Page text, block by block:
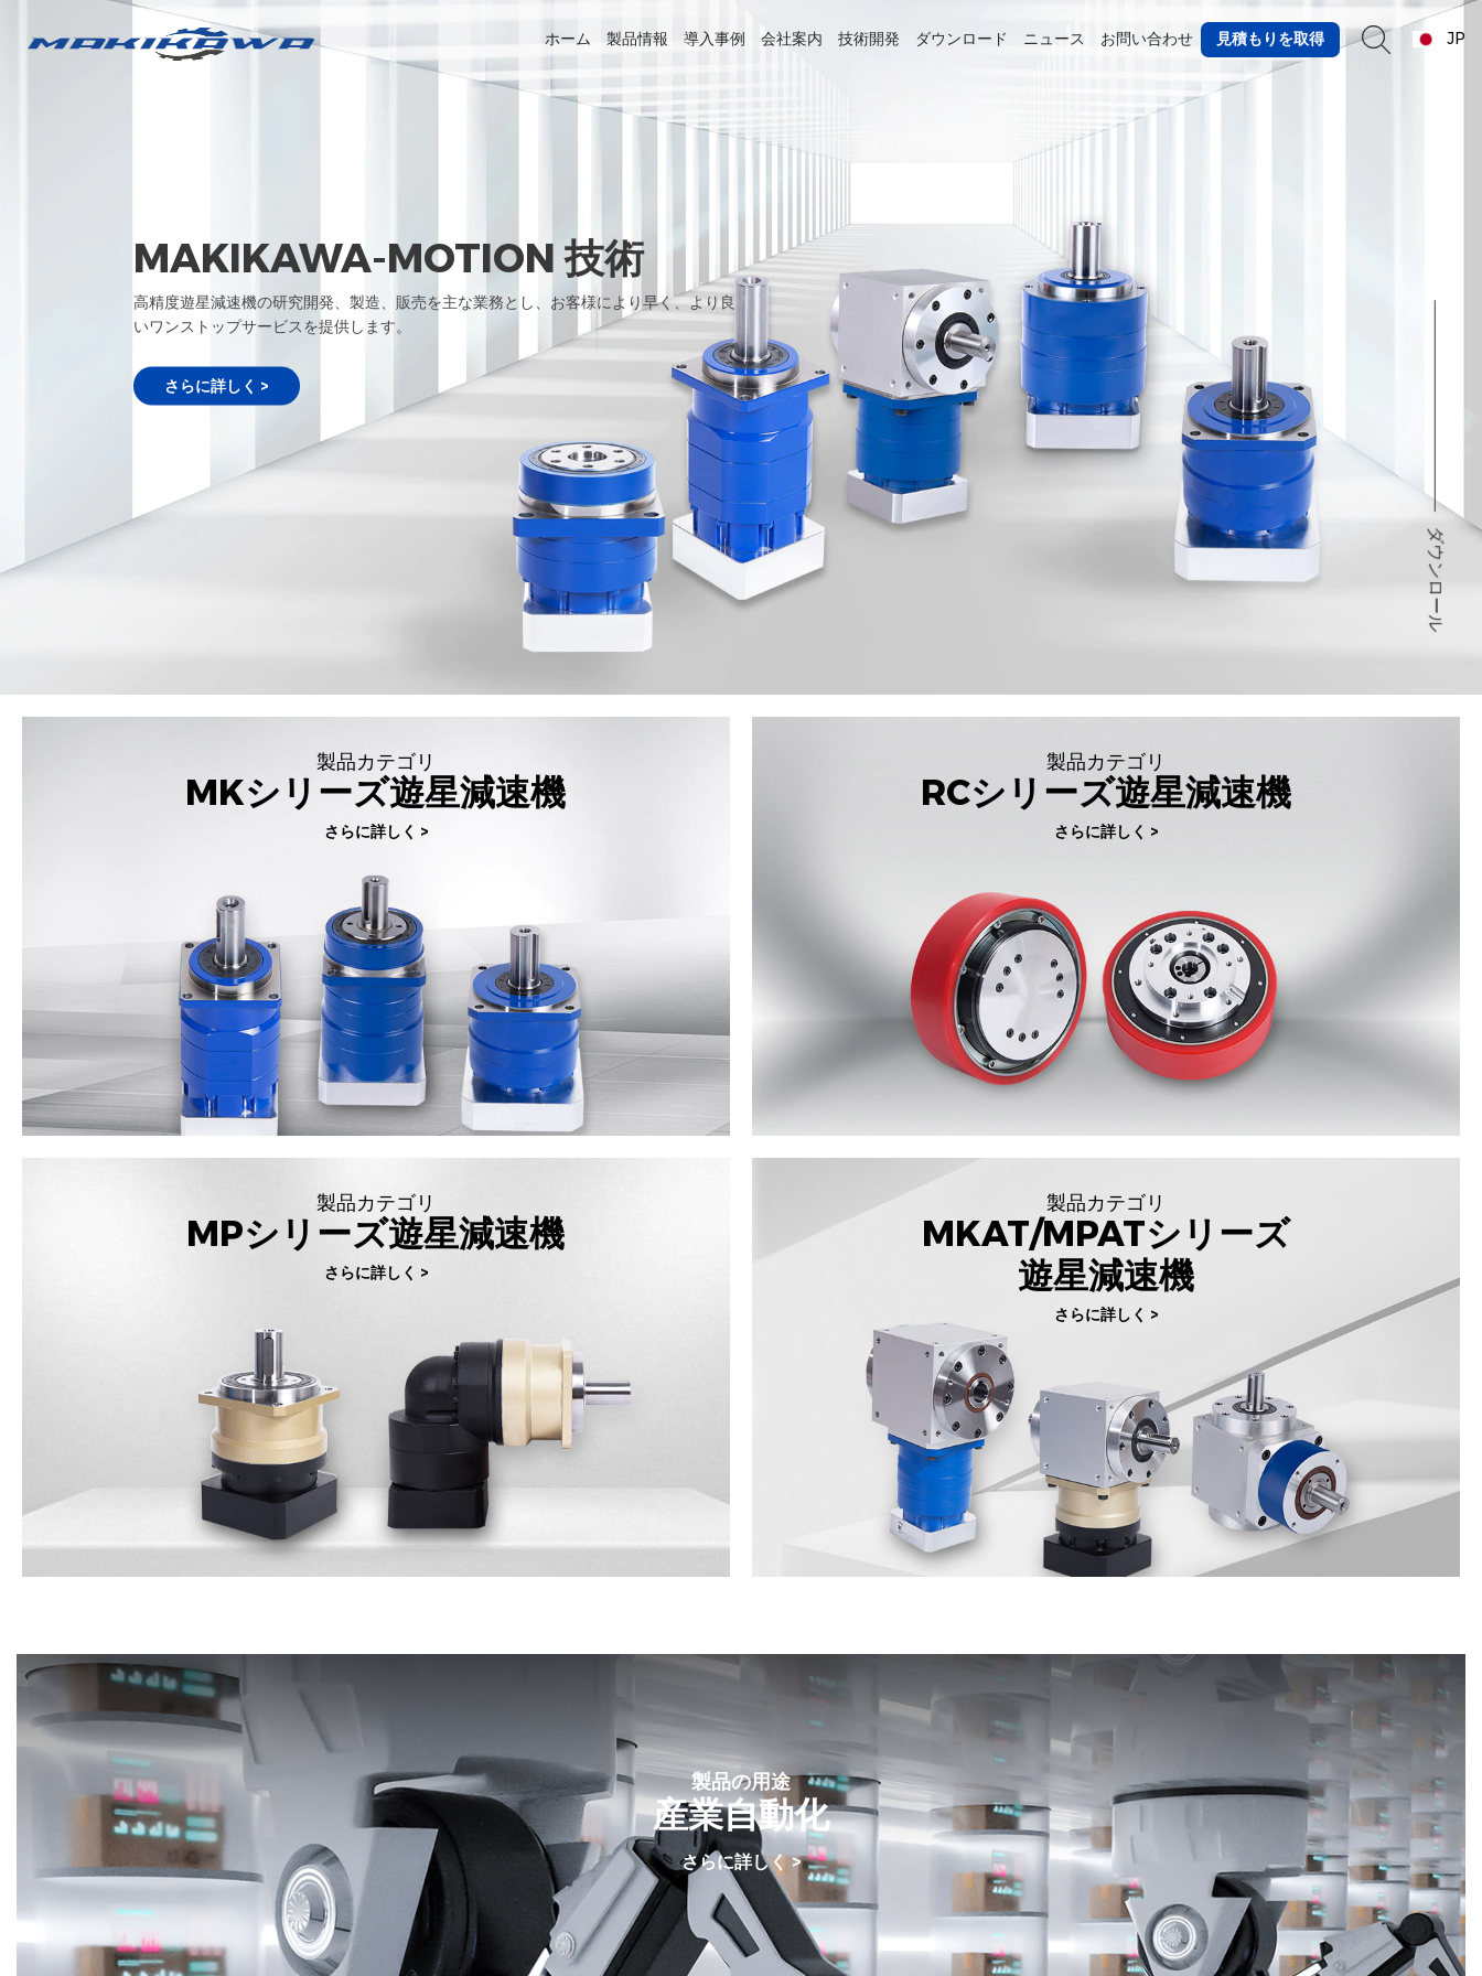
ホーム 製品情報 導入事例 会社案内 技術開発 ダウンロード ニュース お問い合わせ 見積もりを取得 JP
MAKIKAWA-MOTION 技術
高精度遊星減速機の研究開発、製造、販売を主な業務とし、お客様により早く、より良
いワンストップサービスを提供します。
さらに詳しく >
ダウンロール
製品カテゴリ
MKシリーズ遊星減速機
さらに詳しく >
製品カテゴリ
MPシリーズ遊星減速機
さらに詳しく >
製品カテゴリ
RCシリーズ遊星減速機
さらに詳しく >
製品カテゴリ
MKAT/MPATシリーズ
遊星減速機
さらに詳しく >
製品の用途
産業自動化
さらに詳しく >